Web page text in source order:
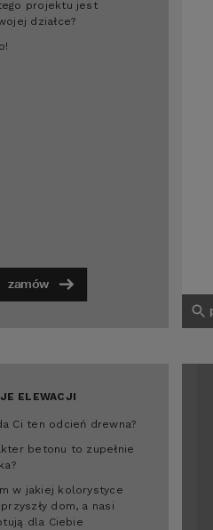
projektu jest
działce?
zamów
ELEWACJI
Ci ten odcień drewna?
betonu to zupełnie
w jakiej kolorystyce
dom, a nasi
dla Ciebie